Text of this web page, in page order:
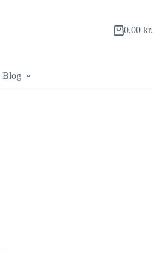
Indkøbskurv
0,00 kr.
Blog